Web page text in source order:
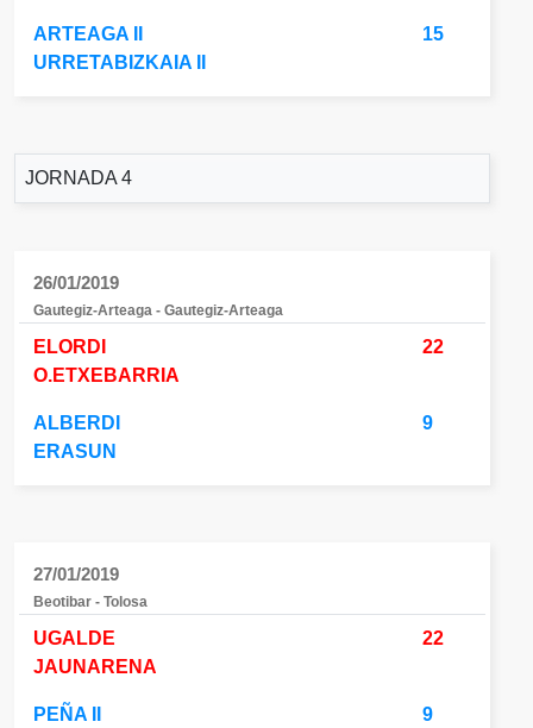
ARTEAGA II
URRETABIZKAIA II
15
JORNADA 4
26/01/2019
Gautegiz-Arteaga - Gautegiz-Arteaga
ELORDI
O.ETXEBARRIA
22
ALBERDI
ERASUN
9
27/01/2019
Beotibar - Tolosa
UGALDE
JAUNARENA
22
PEÑA II
9